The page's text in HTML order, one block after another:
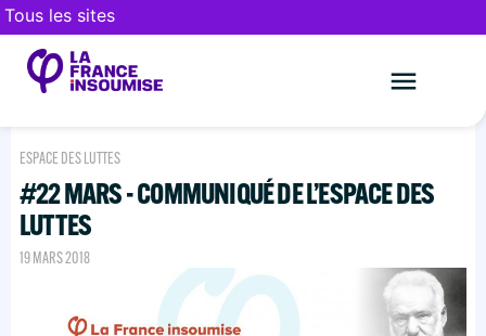
Tous les sites
ESPACE DES LUTTES
#22 MARS - COMMUNIQUÉ DE L’ESPACE DES
LUTTES
19 MARS 2018